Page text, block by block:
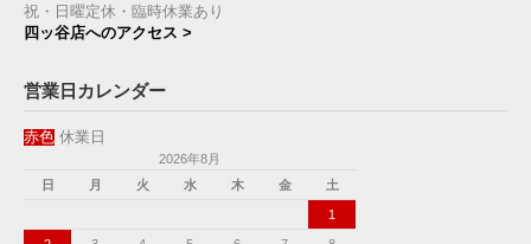
祝・日曜定休・臨時休業あり
四ッ谷店へのアクセス >
営業日カレンダー
赤色 休業日
2026年8月
日
月 火 水 木 金 土
1